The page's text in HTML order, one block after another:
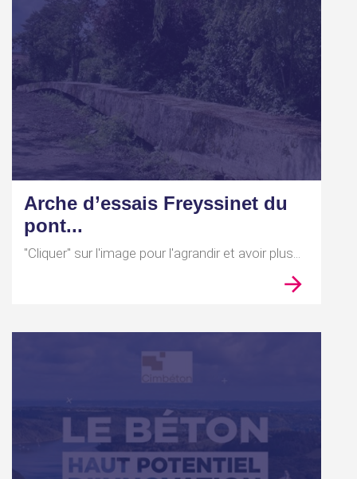
Arche d’essais Freyssinet du
pont...
"Cliquer" sur l'image pour l'agrandir et avoir plus...